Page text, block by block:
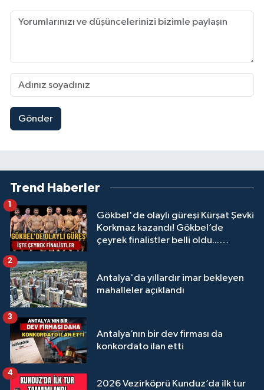
Gönder
Trend Haberler
Gökbel'de olaylı güreşi Kürşat Şevki
Korkmaz kazandı! Gökbel’de
çeyrek finalistler belli oldu...
1
Antalya'da yıllardır imar bekleyen
mahalleler açıklandı
2
Antalya’nın bir dev firması da
konkordato ilan etti
3
2026 Vezirköprü Kunduz’da ilk tur
4